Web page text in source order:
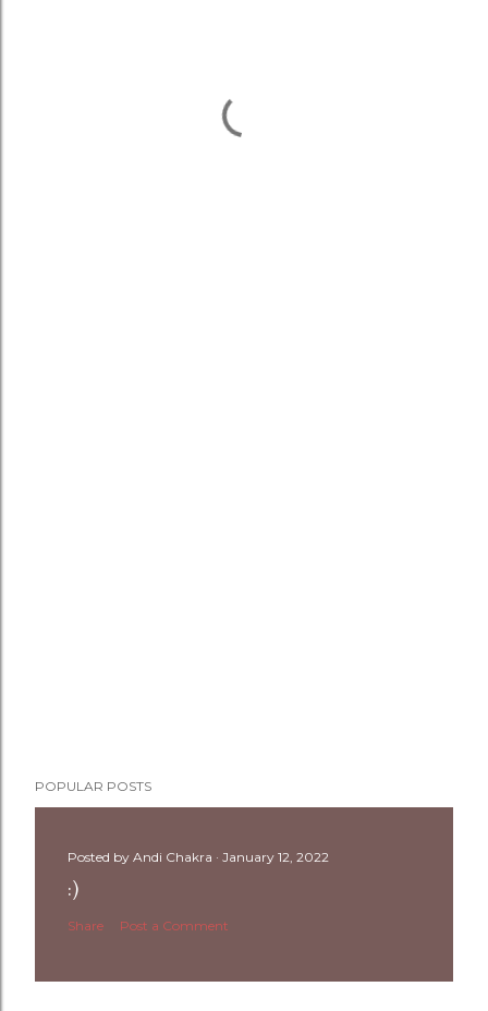
POPULAR POSTS
Posted by Andi Chakra January 12, 2022
:)
Share Post a Comment